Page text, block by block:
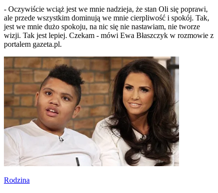
- Oczywiście wciąż jest we mnie nadzieja, że stan Oli się poprawi,
ale przede wszystkim dominują we mnie cierpliwość i spokój. Tak,
jest we mnie dużo spokoju, na nic się nie nastawiam, nie tworze
wizji. Tak jest lepiej. Czekam - mówi Ewa Błaszczyk w rozmowie z
portalem gazeta.pl.
Rodzina